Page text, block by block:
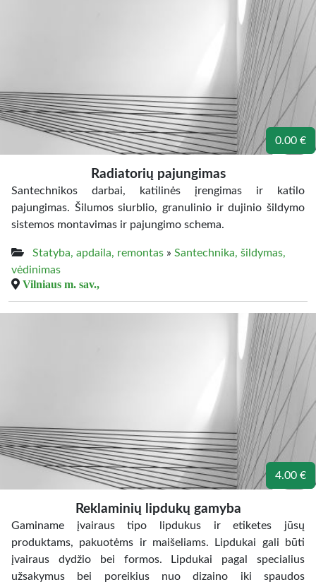
0.00 €
Radiatorių pajungimas
Santechnikos darbai, katilinės įrengimas ir katilo
pajungimas. Šilumos siurblio, granulinio ir dujinio šildymo
sistemos montavimas ir pajungimo schema.
Statyba, apdaila, remontas » Santechnika, šildymas,
vėdinimas
Vilniaus m. sav.,
4.00 €
Reklaminių lipdukų gamyba
Gaminame įvairaus tipo lipdukus ir etiketes jūsų
produktams, pakuotėms ir maišeliams. Lipdukai gali būti
įvairaus dydžio bei formos. Lipdukai pagal specialius
užsakymus bei poreikius nuo dizaino iki spaudos